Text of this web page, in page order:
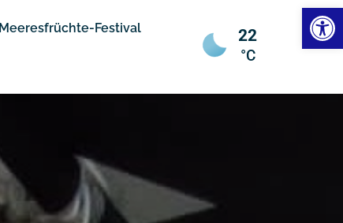
Meeresfrüchte-Festival 22
°C